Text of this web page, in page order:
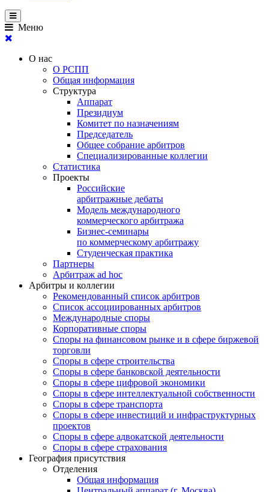
Меню
О нас
О РСПП
Общая информация
Структура
Аппарат
Президиум
Комитет по назначениям
Председатель
Общее собрание арбитров
Специализированные коллегии
Статистика
Проекты
Российские
арбитражные дебаты
Модель международного
коммерческого арбитража
Бизнес-семинары
по коммерческому арбитражу
Студенческая практика
Партнеры
Арбитраж ad hoc
Арбитры и коллегии
Рекомендованный список арбитров
Список ассоциированных арбитров
Международные споры
Корпоративные споры
Споры на финансовом рынке и в сфере биржевой
торговли
Споры в сфере строительства
Споры в сфере банковской деятельности
Споры в сфере цифровой экономики
Споры в сфере интеллектуальной собственности
Споры в сфере транспорта
Cпоры в сфере инвестиций и инфраструктурных
проектов
Споры в сфере адвокатской деятельности
Споры в сфере страхования
География присутствия
Отделения
Общая информация